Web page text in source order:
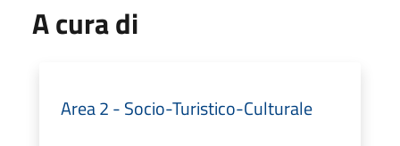
A cura di
Area 2 - Socio-Turistico-Culturale